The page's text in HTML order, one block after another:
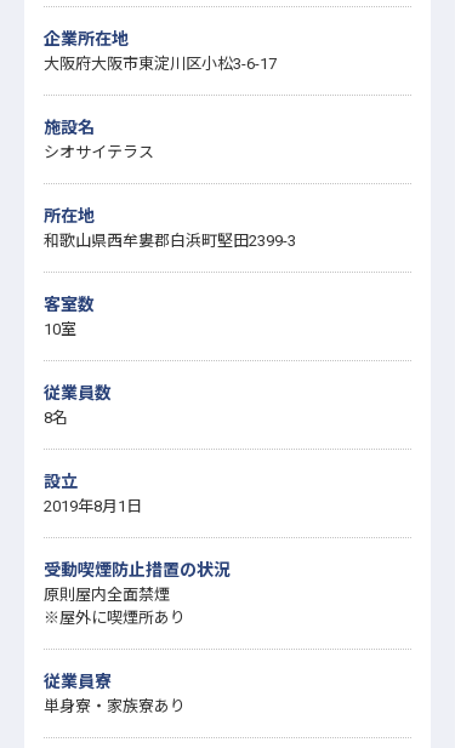
企業所在地
大阪府大阪市東淀川区小松3-6-17
施設名
シオサイテラス
所在地
和歌山県西牟婁郡白浜町堅田2399-3
客室数
10室
従業員数
8名
設立
2019年8月1日
受動喫煙防止措置の状況
原則屋内全面禁煙
※屋外に喫煙所あり
従業員寮
単身寮・家族寮あり